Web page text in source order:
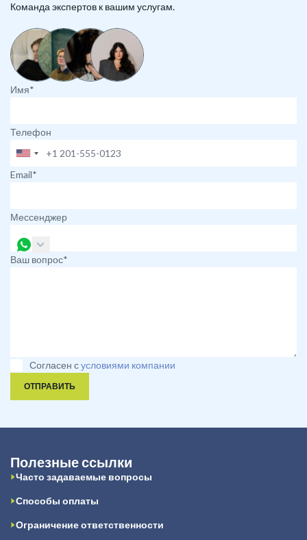
Команда экспертов к вашим услугам.
Имя*
Телефон
Email*
Мессенджер
Ваш вопрос*
Согласен сусловиями компании
ОТПРАВИТЬ
Полезные ссылки
Часто задаваемые вопросы
Способы оплаты
Ограничение ответственности